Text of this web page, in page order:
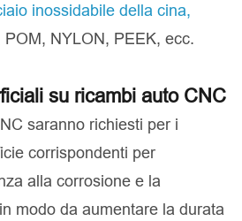
inossidabile della cina,
NYLON, PEEK, ecc.
su ricambi auto CNC
saranno richiesti per i
corrispondenti per
alla corrosione e la
modo da aumentare la durata